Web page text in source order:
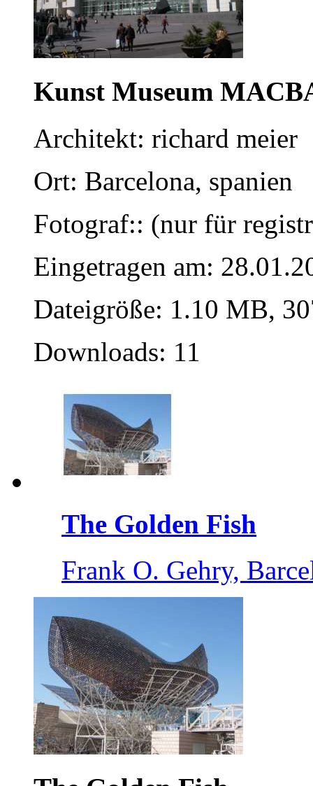
Kunst Museum
Architekt: richard meier
Ort: Barcelona, spanien
Fotograf:: (nur für
Eingetragen am:
Dateigröße: 1.10 MB,
Downloads: 11
The Golden Fish
Frank O. Gehry,